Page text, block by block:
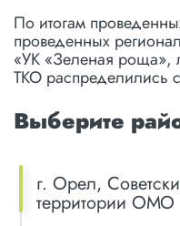
По итогам
проведенных
«УК «Зеленая роща»,
ТКО распределились
Выберите
г. Орел,
территории ОМО